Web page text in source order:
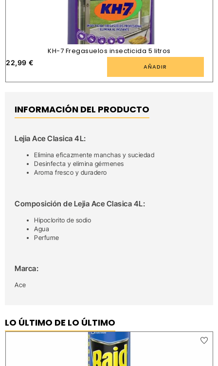
KH-7 Fregasuelos insecticida 5 litros
22,99 € AÑADIR
INFORMACIÓN DEL PRODUCTO
Lejia Ace Clasica 4L:
Elimina eficazmente manchas y suciedad
Desinfecta y elimina gérmenes
Aroma fresco y duradero
Composición de Lejia Ace Clasica 4L:
Hipoclorito de sodio
Agua
Perfume
Marca:
Ace
LO ÚLTIMO DE LO ÚLTIMO